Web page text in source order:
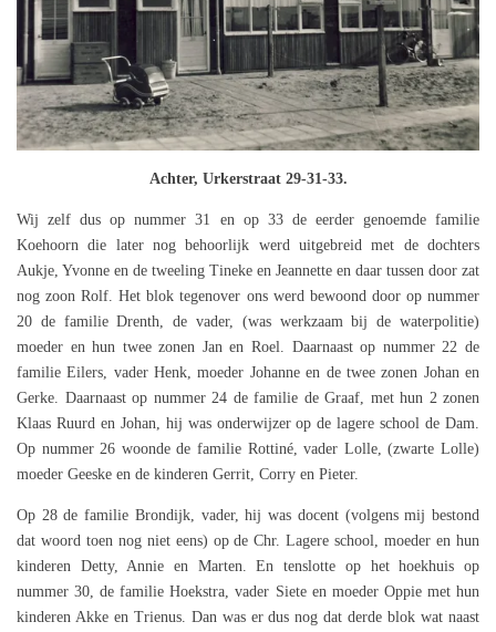
Achter, Urkerstraat 29-31-33.
Wij zelf dus op nummer 31 en op 33 de eerder genoemde familie
Koehoorn die later nog behoorlijk werd uitgebreid met de dochters
Aukje, Yvonne en de tweeling Tineke en Jeannette en daar tussen door zat
nog zoon Rolf. Het blok tegenover ons werd bewoond door op nummer
20 de familie Drenth, de vader, (was werkzaam bij de waterpolitie)
moeder en hun twee zonen Jan en Roel. Daarnaast op nummer 22 de
familie Eilers, vader Henk, moeder Johanne en de twee zonen Johan en
Gerke. Daarnaast op nummer 24 de familie de Graaf, met hun 2 zonen
Klaas Ruurd en Johan, hij was onderwijzer op de lagere school de Dam.
Op nummer 26 woonde de familie Rottiné, vader Lolle, (zwarte Lolle)
moeder Geeske en de kinderen Gerrit, Corry en Pieter.
Op 28 de familie Brondijk, vader, hij was docent (volgens mij bestond
dat woord toen nog niet eens) op de Chr. Lagere school, moeder en hun
kinderen Detty, Annie en Marten. En tenslotte op het hoekhuis op
nummer 30, de familie Hoekstra, vader Siete en moeder Oppie met hun
kinderen Akke en Trienus. Dan was er dus nog dat derde blok wat naast